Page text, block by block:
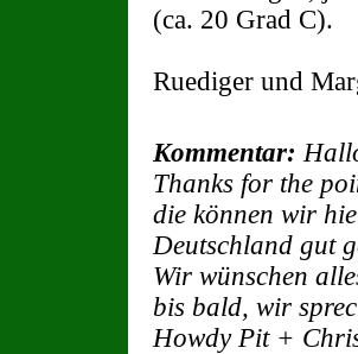
(ca. 20 Grad C).
Ruediger und
Kommentar:
Thanks for the
die können wir
Deutschland gut
Wir wünschen
bis bald, wir
Howdy Pit +